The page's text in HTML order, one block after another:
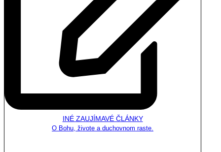
INÉ ZAUJÍMAVÉ ČLÁNKY
O Bohu, živote a duchovnom raste.